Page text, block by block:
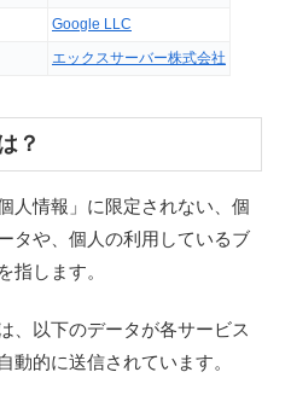
Google LLC
エックスサーバー株式会社
？
人情報」に限定されない、個
タや、個人の利用しているブ
指します。
、以下のデータが各サービス
動的に送信されています。